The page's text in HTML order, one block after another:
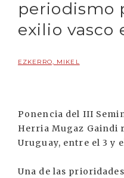
periodismo
exilio vasco
EZKERRO, MIKEL
Ponencia del III
Herria Mugaz Gaindi
Uruguay, entre el 3 y
Una de las